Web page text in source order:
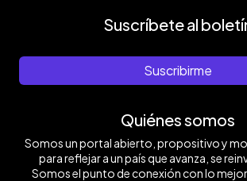
Suscríbete al
Suscribirme
Quiénes somos
Somos un portal abierto, propositivo y
para reflejar a un país que avanza, se
Somos el punto de conexión con lo mejor